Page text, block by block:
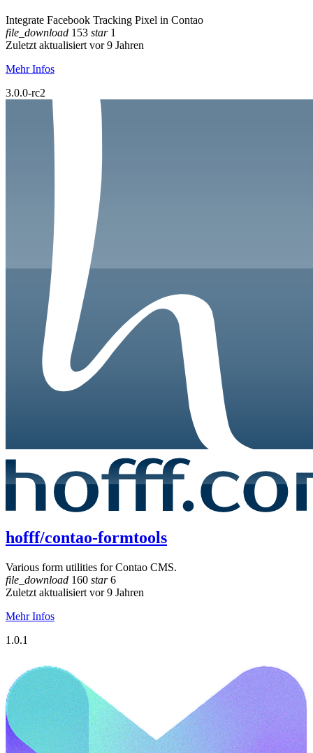
Integrate Facebook Tracking Pixel in Contao
file_download 153 star1
Zuletzt aktualisiert vor 9 Jahren
Mehr Infos
3.0.0-rc2
hofff/contao-formtools
Various form utilities for Contao CMS.
file_download 160 star6
Zuletzt aktualisiert vor 9 Jahren
Mehr Infos
1.0.1